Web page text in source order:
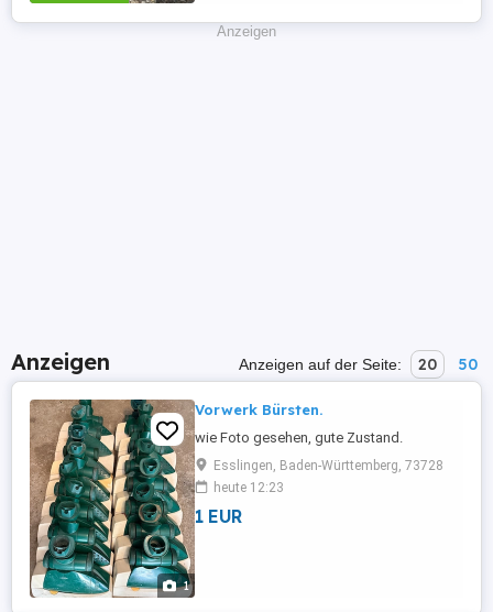
Anzeigen
Anzeigen Anzeigen auf der Seite: 20 50
1
Vorwerk Bürsten.
wie Foto gesehen, gute Zustand.
Esslingen, Baden-Württemberg, 73728
heute 12:23
1 EUR